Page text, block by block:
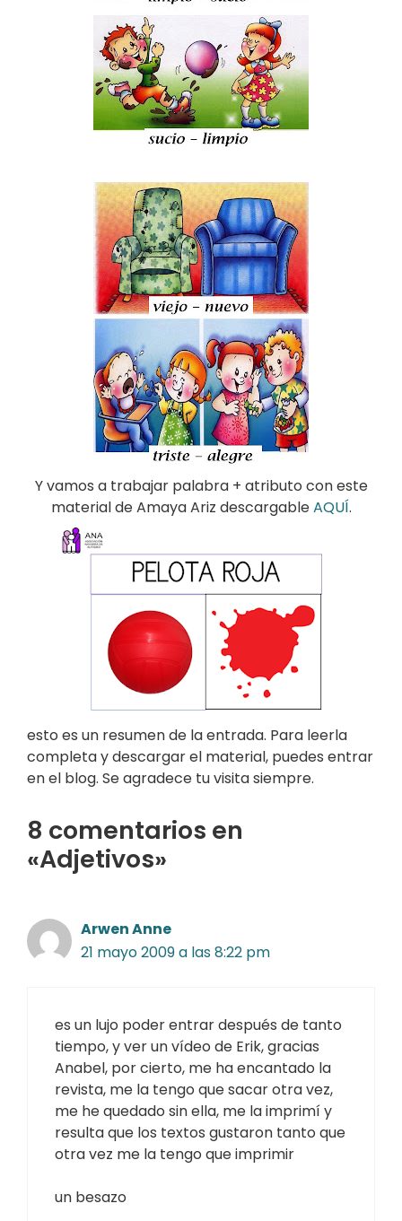
Y vamos a trabajar palabra + atributo con este
material de Amaya Ariz descargableAQUÍ.
esto es un resumen de la entrada. Para leerla
completa y descargar el material, puedes entrar
en el blog. Se agradece tu visita siempre.
8 comentarios en
«Adjetivos»
Arwen Anne
21 mayo 2009 a las 8:22 pm
es un lujo poder entrar después de tanto
tiempo, y ver un vídeo de Erik, gracias
Anabel, por cierto, me ha encantado la
revista, me la tengo que sacar otra vez,
me he quedado sin ella, me la imprimí y
resulta que los textos gustaron tanto que
otra vez me la tengo que imprimir
un besazo